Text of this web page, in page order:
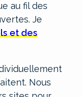
au fil des
Je
et des
Nous